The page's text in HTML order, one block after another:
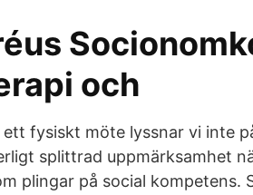
och
ett fysiskt möte lyssnar vi inte
splittrad uppmärksamhet
plingar på social kompetens.